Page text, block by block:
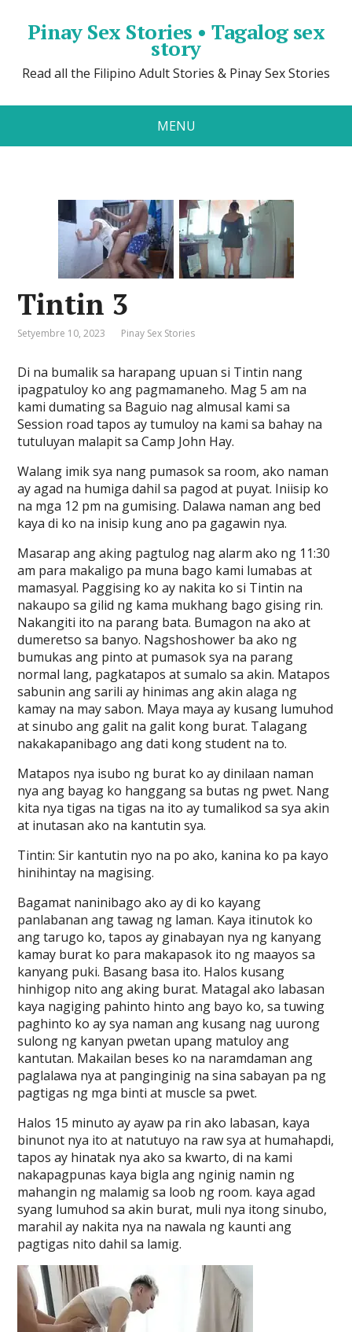
Pinay Sex Stories • Tagalog sex
story
Read all the Filipino Adult Stories & Pinay Sex Stories
MENU
Tintin 3
Setyembre 10, 2023 Pinay Sex Stories
Di na bumalik sa harapang upuan si Tintin nang
ipagpatuloy ko ang pagmamaneho. Mag 5 am na
kami dumating sa Baguio nag almusal kami sa
Session road tapos ay tumuloy na kami sa bahay na
tutuluyan malapit sa Camp John Hay.
Walang imik sya nang pumasok sa room, ako naman
ay agad na humiga dahil sa pagod at puyat. Iniisip ko
na mga 12 pm na gumising. Dalawa naman ang bed
kaya di ko na inisip kung ano pa gagawin nya.
Masarap ang aking pagtulog nag alarm ako ng 11:30
am para makaligo pa muna bago kami lumabas at
mamasyal. Paggising ko ay nakita ko si Tintin na
nakaupo sa gilid ng kama mukhang bago gising rin.
Nakangiti ito na parang bata. Bumagon na ako at
dumeretso sa banyo. Nagshoshower ba ako ng
bumukas ang pinto at pumasok sya na parang
normal lang, pagkatapos at sumalo sa akin. Matapos
sabunin ang sarili ay hinimas ang akin alaga ng
kamay na may sabon. Maya maya ay kusang lumuhod
at sinubo ang galit na galit kong burat. Talagang
nakakapanibago ang dati kong student na to.
Matapos nya isubo ng burat ko ay dinilaan naman
nya ang bayag ko hanggang sa butas ng pwet. Nang
kita nya tigas na tigas na ito ay tumalikod sa sya akin
at inutasan ako na kantutin sya.
Tintin: Sir kantutin nyo na po ako, kanina ko pa kayo
hinihintay na magising.
Bagamat naninibago ako ay di ko kayang
panlabanan ang tawag ng laman. Kaya itinutok ko
ang tarugo ko, tapos ay ginabayan nya ng kanyang
kamay burat ko para makapasok ito ng maayos sa
kanyang puki. Basang basa ito. Halos kusang
hinhigop nito ang aking burat. Matagal ako labasan
kaya nagiging pahinto hinto ang bayo ko, sa tuwing
paghinto ko ay sya naman ang kusang nag uurong
sulong ng kanyan pwetan upang matuloy ang
kantutan. Makailan beses ko na naramdaman ang
paglalawa nya at panginginig na sina sabayan pa ng
pagtigas ng mga binti at muscle sa pwet.
Halos 15 minuto ay ayaw pa rin ako labasan, kaya
binunot nya ito at natutuyo na raw sya at humahapdi,
tapos ay hinatak nya ako sa kwarto, di na kami
nakapagpunas kaya bigla ang nginig namin ng
mahangin ng malamig sa loob ng room. kaya agad
syang lumuhod sa akin burat, muli nya itong sinubo,
marahil ay nakita nya na nawala ng kaunti ang
pagtigas nito dahil sa lamig.